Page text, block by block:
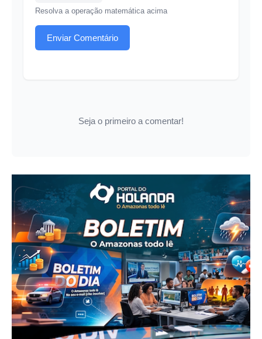
Resolva a operação matemática acima
Enviar Comentário
Seja o primeiro a comentar!